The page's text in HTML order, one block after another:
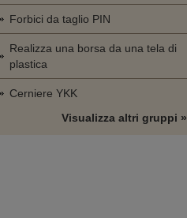
Forbici da taglio PIN
Realizza una borsa da una tela di
plastica
Cerniere YKK
Visualizza altri gruppi »